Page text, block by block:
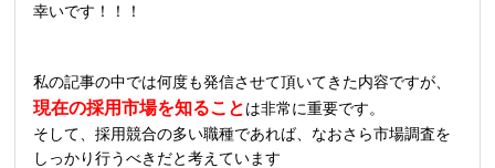
幸いです！！！
私の記事の中では何度も発信させて頂いてきた内容ですが、
現在の採用市場を知ることは非常に重要です。
そして、採用競合の多い職種であれば、なおさら市場調査を
しっかり行うべきだと考えています